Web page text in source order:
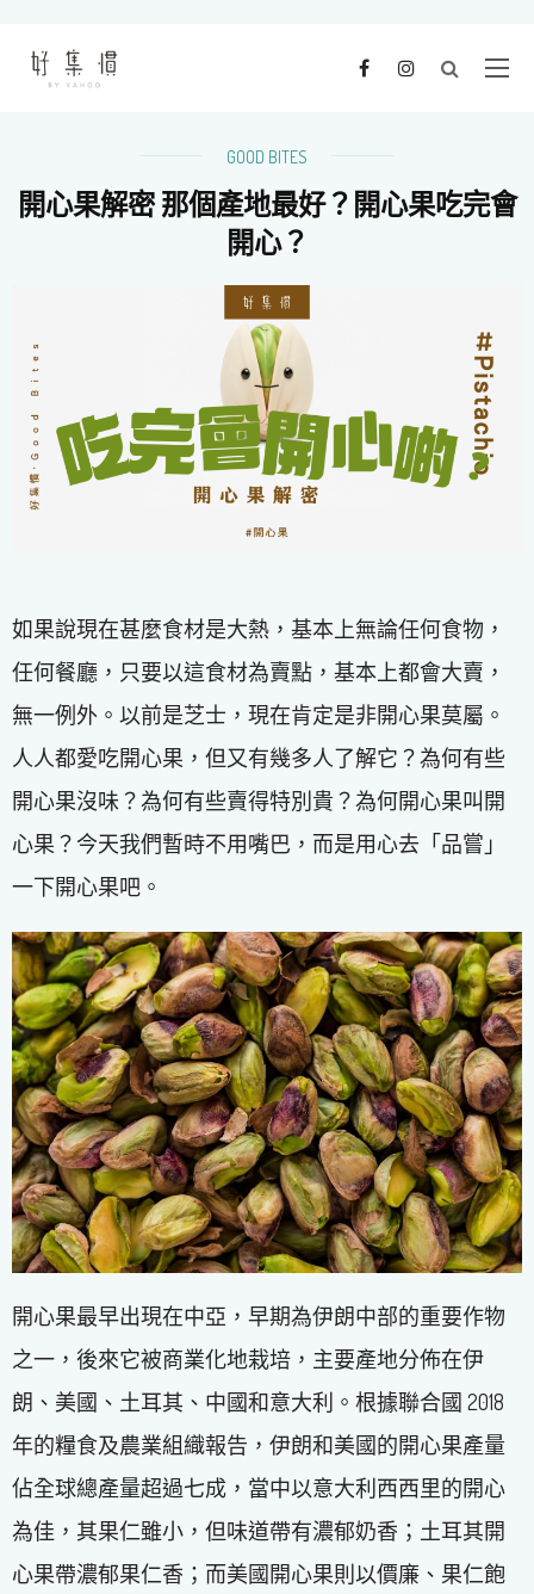
GOOD BITES
開心果解密 那個產地最好？開心果吃完會
開心？
如果說現在甚麼食材是大熱，基本上無論任何食物，
任何餐廳，只要以這食材為賣點，基本上都會大賣，
無一例外。以前是芝士，現在肯定是非開心果莫屬。
人人都愛吃開心果，但又有幾多人了解它？為何有些
開心果沒味？為何有些賣得特別貴？為何開心果叫開
心果？今天我們暫時不用嘴巴，而是用心去「品嘗」
一下開心果吧。
開心果最早出現在中亞，早期為伊朗中部的重要作物
之一，後來它被商業化地栽培，主要產地分佈在伊
朗、美國、土耳其、中國和意大利。根據聯合國 2018
年的糧食及農業組織報告，伊朗和美國的開心果產量
佔全球總產量超過七成，當中以意大利西西里的開心
為佳，其果仁雖小，但味道帶有濃郁奶香；土耳其開
心果帶濃郁果仁香；而美國開心果則以價廉、果仁飽